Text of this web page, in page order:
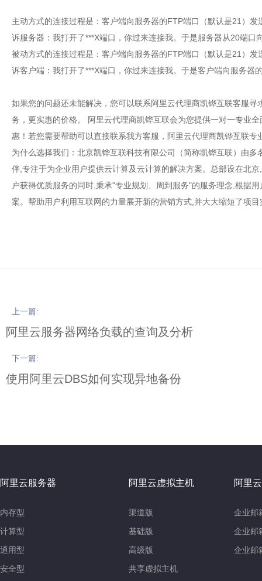
主动方式的连接过程是：客户端向服务器的FTP端口（默认是21）
诉服务器：我打开了***X端口，你过来连接我。于是服务器从20端
被动方式的连接过程是：客户端向服务器的FTP端口（默认是21）
诉客户端：我打开了***X端口，你过来连接我。于是客户端向服务器
如果您的问题还未能解决，您可以联系阿里云代理商凯铧互联客服
务，更实惠的价格。 阿里云代理商凯铧互联会为您提供一对一专业
惠！若您需要帮助可以直接联系我方客服，阿里云代理商凯铧互联
为什么选择我们：北京凯铧互联科技有限公司（简称凯铧互联）由
伴,专注于为企业用户提供云计算及云计算的解决方案。总部设在北
户获得优质服务的同时,秉承"专业规划、周到服务"的服务理念,根据
案。帮助用户利用互联网的力量展开新的营销方式,并大大缩短了项
上一篇:
阿里云服务器网络负载的查询及分析
下一篇:
使用阿里云DBS如何实现异地备份
阿里云服务器
内存型
计算型
通用型
安全型
阿里云虚拟主机
渠道版
基础版
高级版
共享虚拟主机
阿里
企业邮
企业邮
企业邮